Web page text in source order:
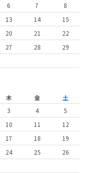
6 7
8
13 14
15
20 21
22
27 28
29
木 金
土
3 4
5
10 11
12
17 18
19
24 25
26